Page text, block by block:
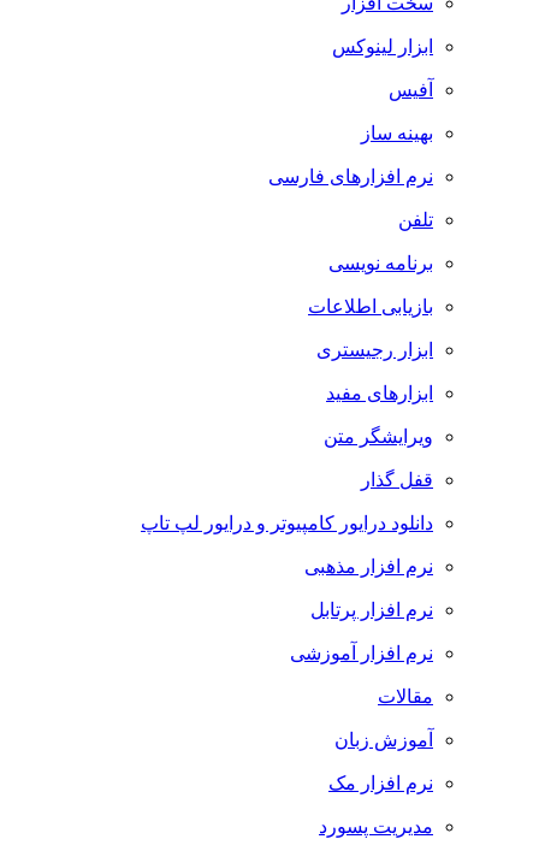
ابزار لینوکس
آفیس
بهینه ساز
نرم افزارهای فارسی
تلفن
برنامه نویسی
بازیابی اطلاعات
ابزار رجیستری
ابزارهای مفید
ویرایشگر متن
قفل گذار
دانلود درایور کامپیوتر و درایور لپ تاپ
نرم افزار مذهبی
نرم افزار پرتابل
نرم افزار آموزشی
مقالات
آموزش زبان
نرم افزار مک
مدیریت پسورد